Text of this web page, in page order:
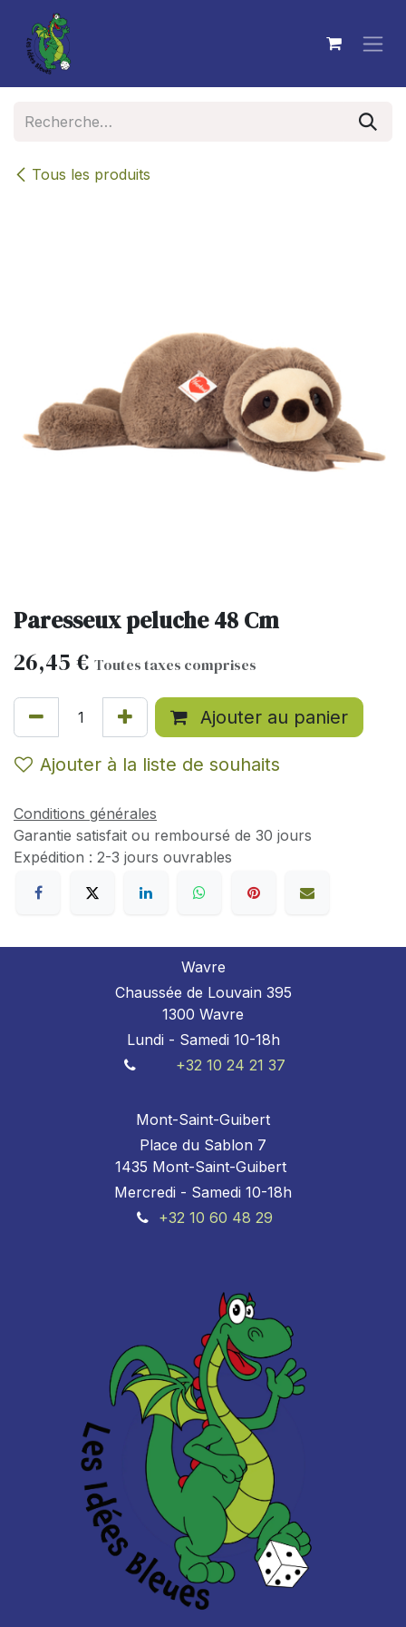
Se rendre au contenu
Tous les produits
Paresseux peluche 48 Cm
26,45 € Toutes taxes comprises
Ajouter au panier
Ajouter à la liste de souhaits
Conditions générales
Garantie satisfait ou remboursé de 30 jours
Expédition : 2-3 jours ouvrables
Wavre
Chaussée de Louvain 395
1300 Wavre
Lundi - Samedi 10-18h
+32 10 24 21 37
Mont-Saint-Guibert
Place du Sablon 7
1435 Mont-Saint-Guibert
Mercredi - Samedi 10-18h
+32 10 60 48 29